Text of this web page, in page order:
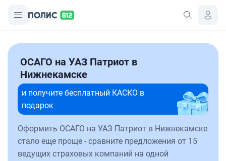
ОСАГО на УАЗ Патриот в
Нижнекамске
и получите бесплатный КАСКО в
подарок
Оформить ОСАГО на УАЗ Патриот в Нижнекамске
стало еще проще - сравните предложения от 15
ведущих страховых компаний на одной